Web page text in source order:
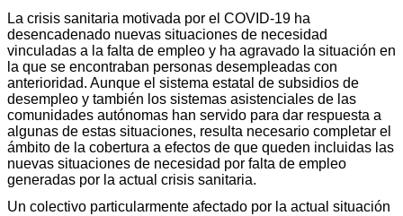
La crisis sanitaria motivada por el COVID-19 ha
desencadenado nuevas situaciones de necesidad
vinculadas a la falta de empleo y ha agravado la situación en
la que se encontraban personas desempleadas con
anterioridad. Aunque el sistema estatal de subsidios de
desempleo y también los sistemas asistenciales de las
comunidades autónomas han servido para dar respuesta a
algunas de estas situaciones, resulta necesario completar el
ámbito de la cobertura a efectos de que queden incluidas las
nuevas situaciones de necesidad por falta de empleo
generadas por la actual crisis sanitaria.
Un colectivo particularmente afectado por la actual situación